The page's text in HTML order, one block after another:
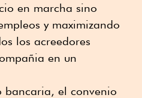
en marcha sino
y maximizando
los acreedores
en un
bancaria, el convenio